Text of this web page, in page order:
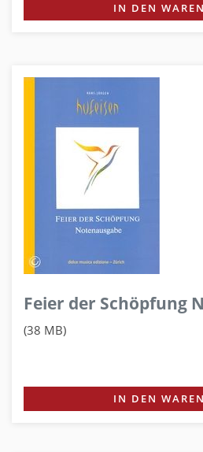
IN DEN
Feier der Schöpfung
(38 MB)
IN DEN